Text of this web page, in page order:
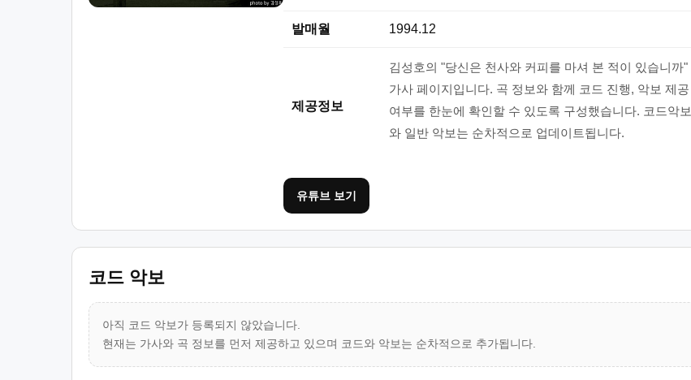
발매월 1994.12
제공정보
김성호의 "당신은 천사와 커피를 마셔 본 적이 있습니까"
가사 페이지입니다. 곡 정보와 함께 코드 진행, 악보 제공
여부를 한눈에 확인할 수 있도록 구성했습니다. 코드악보
와 일반 악보는 순차적으로 업데이트됩니다.
유튜브 보기
코드 악보
아직 코드 악보가 등록되지 않았습니다.
현재는 가사와 곡 정보를 먼저 제공하고 있으며 코드와 악보는 순차적으로 추가됩니다.